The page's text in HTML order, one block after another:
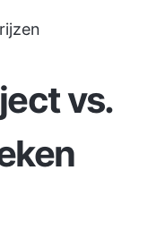
vs.